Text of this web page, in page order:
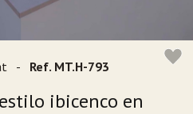
- Ref. MT.H-793
ibicenco en